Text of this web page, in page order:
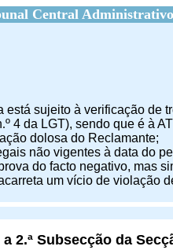
Central
está sujeito à verificação
.º 4 da LGT), sendo que é à
dolosa do Reclamante;
não vigentes à data do
do facto negativo, mas
um vício de violação
2.ª Subsecção da